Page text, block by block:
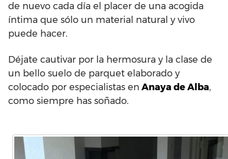
de nuevo cada día el placer de una acogida
íntima que sólo un material natural y vivo
puede hacer.
Déjate cautivar por la hermosura y la clase de
un bello suelo de parquet elaborado y
colocado por especialistas en Anaya de Alba,
como siempre has soñado.